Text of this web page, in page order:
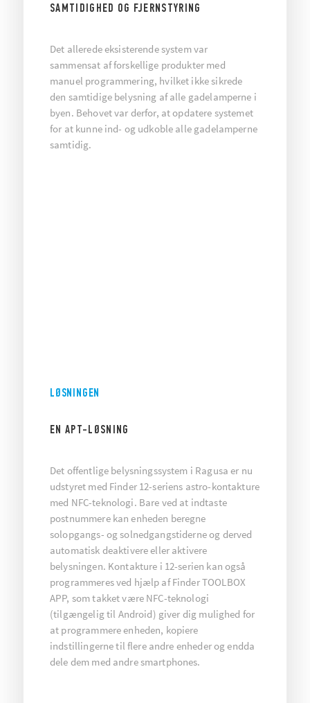
SAMTIDIGHED OG FJERNSTYRING
Det allerede eksisterende system var
sammensat af forskellige produkter med
manuel programmering, hvilket ikke sikrede
den samtidige belysning af alle gadelamperne i
byen. Behovet var derfor, at opdatere systemet
for at kunne ind- og udkoble alle gadelamperne
samtidig.
LØSNINGEN
EN APT-LØSNING
Det offentlige belysningssystem i Ragusa er nu
udstyret med Finder 12-seriens astro-kontakture
med NFC-teknologi. Bare ved at indtaste
postnummere kan enheden beregne
solopgangs- og solnedgangstiderne og derved
automatisk deaktivere eller aktivere
belysningen. Kontakture i 12-serien kan også
programmeres ved hjælp af Finder TOOLBOX
APP, som takket være NFC-teknologi
(tilgængelig til Android) giver dig mulighed for
at programmere enheden, kopiere
indstillingerne til flere andre enheder og endda
dele dem med andre smartphones.